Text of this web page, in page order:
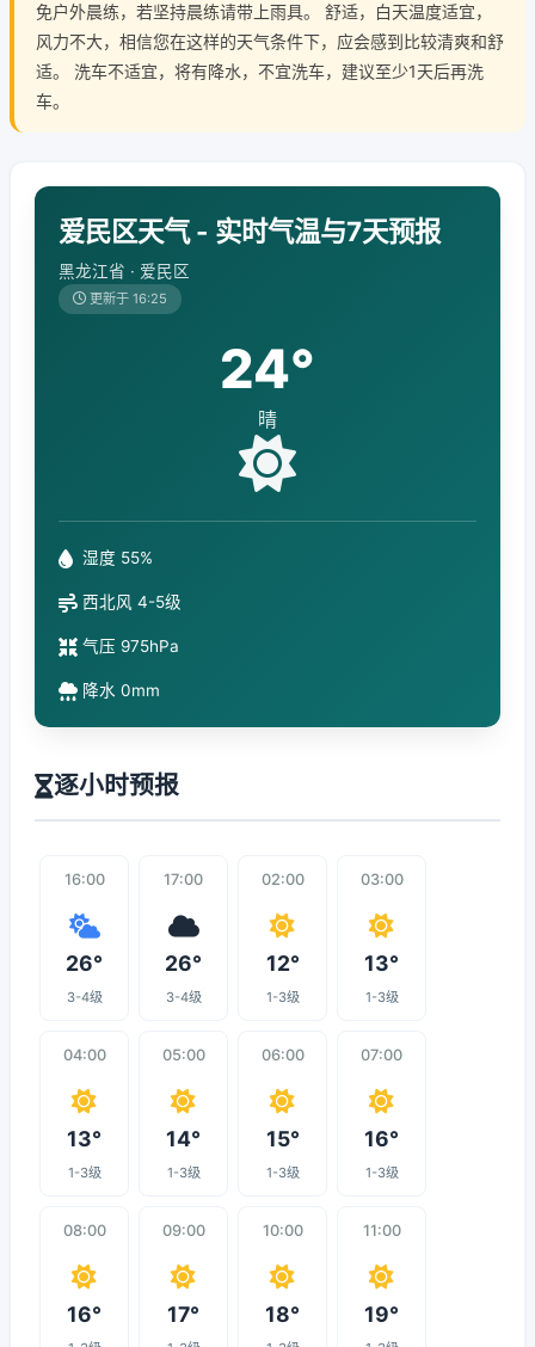
免户外晨练，若坚持晨练请带上雨具。 舒适，白天温度适宜，
风力不大，相信您在这样的天气条件下，应会感到比较清爽和舒
适。 洗车不适宜，将有降水，不宜洗车，建议至少1天后再洗
车。
爱民区天气 - 实时气温与7天预报
黑龙江省 · 爱民区
更新于 16:25
24°
晴
湿度 55%
西北风 4-5级
气压 975hPa
降水 0mm
逐小时预报
16:00
26°
3-4级
17:00
26°
3-4级
02:00
12°
1-3级
03:00
13°
1-3级
04:00
13°
1-3级
05:00
14°
1-3级
06:00
15°
1-3级
07:00
16°
1-3级
08:00
16°
09:00
17°
10:00
18°
11:00
19°